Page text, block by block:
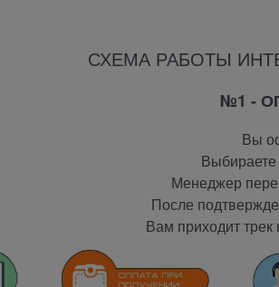
СХЕМА РАБОТЫ
№1 -
Вы
Менеджер
После
Вам приходит